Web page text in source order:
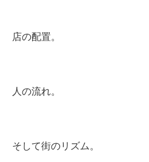
店の配置。
人の流れ。
そして街のリズム。